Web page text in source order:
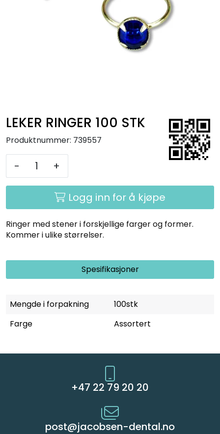
LEKER RINGER 100 STK
Produktnummer: 739557
- +
Logg inn for å kjøpe
Ringer med stener i forskjellige farger og former.
Kommer i ulike størrelser.
Spesifikasjoner
Mengde i forpakning
100stk
Farge
Assortert
+47 22 79 20 20
post@jacobsen-dental.no